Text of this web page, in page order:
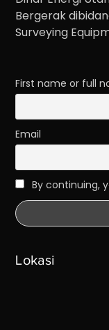
Bergerak
Surveying
First name or full
Email
By continuing,
Lokasi